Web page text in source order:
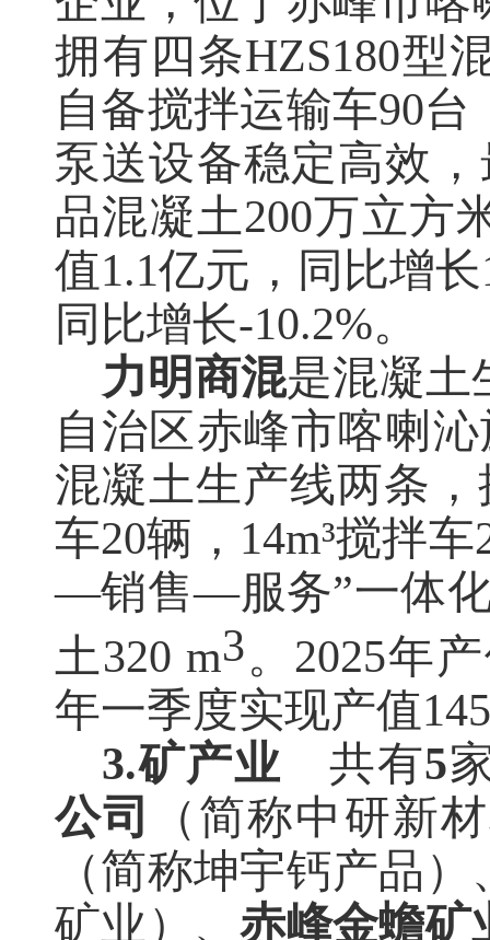
拥有四条HZS180型
自备搅拌运输车90
泵送设备稳定高效
品混凝土200万立方
值1.1亿元，同比增长
同比增长-10.2%。
力明商混是混凝土
自治区赤峰市喀喇
混凝土生产线两条，
车20辆，14m³搅拌
—销售—服务”一体化
土320 m3。 2025年
年一季度实现产值
3.矿产业 共有5
公司
（简称中研新
（简称坤宇钙产品）
矿业）、赤峰金蟾矿